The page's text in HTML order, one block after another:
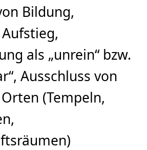
Bildung,
als „unrein“ bzw.
Ausschluss von
(Tempeln,